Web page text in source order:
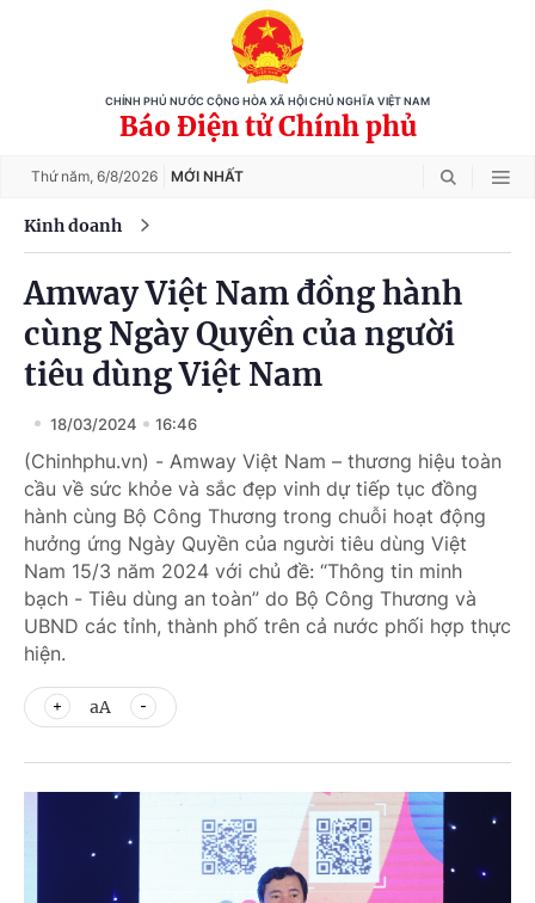
CHÍNH PHỦ NƯỚC CỘNG HÒA XÃ HỘI CHỦ NGHĨA VIỆT NAM
Báo Điện tử Chính phủ
Thứ năm, 6/8/2026 MỚI NHẤT
Kinh doanh
Amway Việt Nam đồng hành
cùng Ngày Quyền của người
tiêu dùng Việt Nam
18/03/2024 16:46
(Chinhphu.vn) - Amway Việt Nam – thương hiệu toàn
cầu về sức khỏe và sắc đẹp vinh dự tiếp tục đồng
hành cùng Bộ Công Thương trong chuỗi hoạt động
hưởng ứng Ngày Quyền của người tiêu dùng Việt
Nam 15/3 năm 2024 với chủ đề: “Thông tin minh
bạch - Tiêu dùng an toàn” do Bộ Công Thương và
UBND các tỉnh, thành phố trên cả nước phối hợp thực
hiện.
aA